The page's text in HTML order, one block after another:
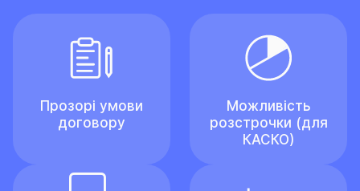
Прозорі умови
договору
Можливість
розстрочки (для
КАСКО)